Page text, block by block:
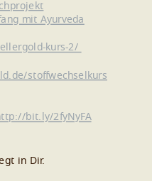
mit Ayurveda
kurs-2/
stoffwechselkurs
bit.ly/2fyNyFA
in Dir.